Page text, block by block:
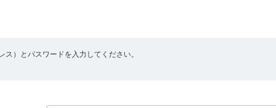
ス）とパスワードを入力してください。